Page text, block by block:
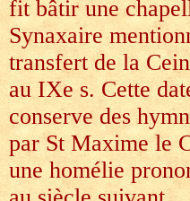
fit bâtir une
Synaxaire
transfert de la
au IXe s. Cette
conserve des
par St Maxime le
une homélie